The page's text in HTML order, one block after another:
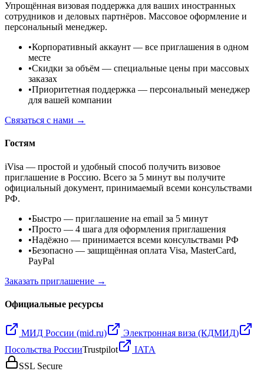
Упрощённая визовая поддержка для ваших иностранных
сотрудников и деловых партнёров. Массовое оформление и
персональный менеджер.
•Корпоративный аккаунт — все приглашения в одном
месте
•Скидки за объём — специальные цены при массовых
заказах
•Приоритетная поддержка — персональный менеджер
для вашей компании
Связаться с нами →
Гостям
iVisa — простой и удобный способ получить визовое
приглашение в Россию. Всего за 5 минут вы получите
официальный документ, принимаемый всеми консульствами
РФ.
•Быстро — приглашение на email за 5 минут
•Просто — 4 шага для оформления приглашения
•Надёжно — принимается всеми консульствами РФ
•Безопасно — защищённая оплата Visa, MasterCard,
PayPal
Заказать приглашение →
Официальные ресурсы
МИД России (mid.ru)
Электронная виза (КДМИД)
Посольства РоссииTrustpilot
IATA
SSL Secure